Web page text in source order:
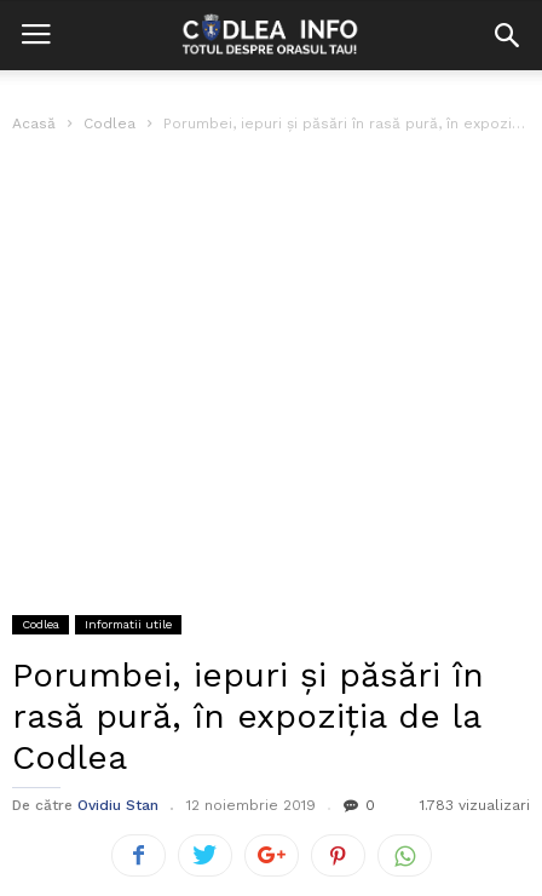
Acasă Codlea Porumbei, iepuri și păsări în rasă pură, în expoziția de la Codlea
Codlea Informatii utile
Porumbei, iepuri și păsări în
rasă pură, în expoziția de la
Codlea
De către Ovidiu Stan 12 noiembrie 2019 0 1.783 vizualizari